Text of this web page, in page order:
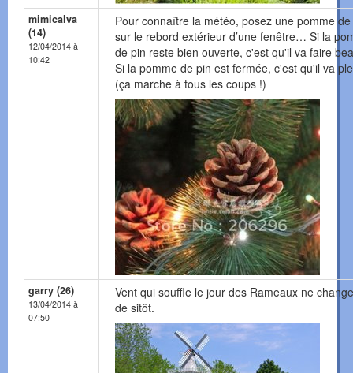
mimicalva
(14)
12/04/2014 à
10:42
Pour connaître la météo, posez une pomme
sur le rebord extérieur d’une fenêtre… Si la
de pin reste bien ouverte, c'est qu'il va faire
Si la pomme de pin est fermée, c'est qu'il va
(ça marche à tous les coups !)
garry (26)
13/04/2014 à
07:50
Vent qui souffle le jour des Rameaux ne
de sitôt.